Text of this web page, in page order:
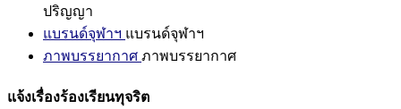
ปริญญา
แบรนด์จุฬาฯ แบรนด์จุฬาฯ
ภาพบรรยากาศ ภาพบรรยากาศ
แจ้งเรื่องร้องเรียนทุจริต